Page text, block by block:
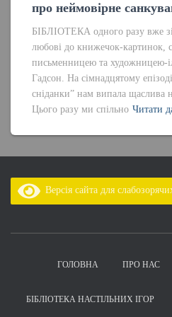
про неймовірне
БІБЛІОТЕКА одного разу вже
любові до книжечок-картинок,
письменницею та художницею-
Гадсон. На сімнадцятому
сніданки” нам випала щаслива
Цього разу ми спільно Читати
Версія сайта для
ГОЛОВНА ПРО НАС
БІБЛІОТЕКА НАСТІЛЬНИХ ІГОР